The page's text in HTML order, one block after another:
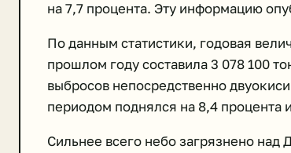
на 7,7 процента. Эту информацию
По данным статистики, годовая
прошлом году составила 3 078 100
выбросов непосредственно
периодом поднялся на 8,4 процента
Сильнее всего небо загрязнено над